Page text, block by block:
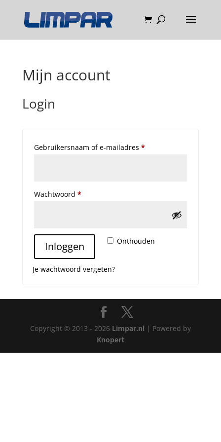
Mijn account
Login
Gebruikersnaam of e-mailadres *Vereist
Wachtwoord *Vereist
Onthouden
Inloggen
Je wachtwoord vergeten?
Copyright © 2013 - 2026 Limpar.nl | Powered by
Knopert